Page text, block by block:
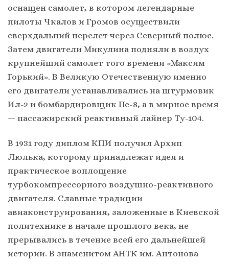
оснащен самолет, в котором легендарные
пилоты Чкалов и Громов осуществили
сверхдальний перелет через Северный полюс.
Затем двигатели Микулина подняли в воздух
крупнейший самолет того времени «Максим
Горький». В Великую Отечественную именно
его двигатели устанавливались на штурмовик
Ил-2 и бомбардировщик Пе-8, а в мирное время
— пассажирский реактивный лайнер Ту-104.
В 1931 году диплом КПИ получил Архип
Люлька, которому принадлежат идея и
практическое воплощение
турбокомпрессорного воздушно-реактивного
двигателя. Славные традиции
авиаконструирования, заложенные в Киевской
политехнике в начале прошлого века, не
прерывались в течение всей его дальнейшей
истории. В знаменитом АНТК им. Антонова